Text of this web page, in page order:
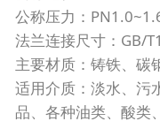
公称压力：
法兰连接尺寸：GB/
主要材质：铸铁、碳
适用介质：淡水、污
品、各种油类、酸类